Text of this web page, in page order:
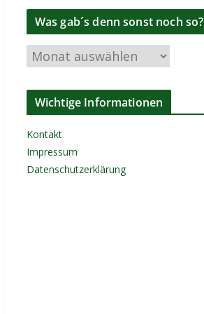
a
y
r
Was gab´s denn sonst noch so?
W
a
s
a
b
´
Wichtige Informationen
Kontakt
Impressum
Datenschutzerklärung